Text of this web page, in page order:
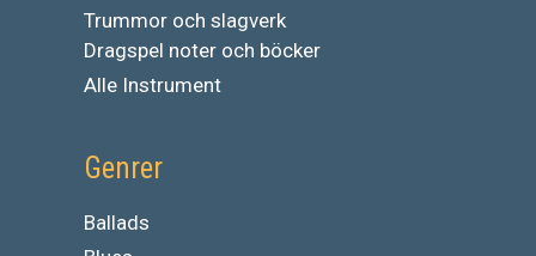
Trummor och slagverk
Dragspel noter och böcker
Alle Instrument
Genrer
Ballads